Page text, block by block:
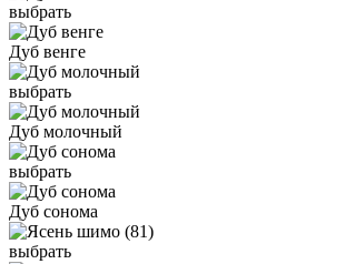
выбрать
Дуб венге
выбрать
Дуб молочный
выбрать
Дуб сонома
выбрать